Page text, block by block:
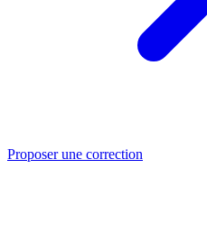
Proposer une correction